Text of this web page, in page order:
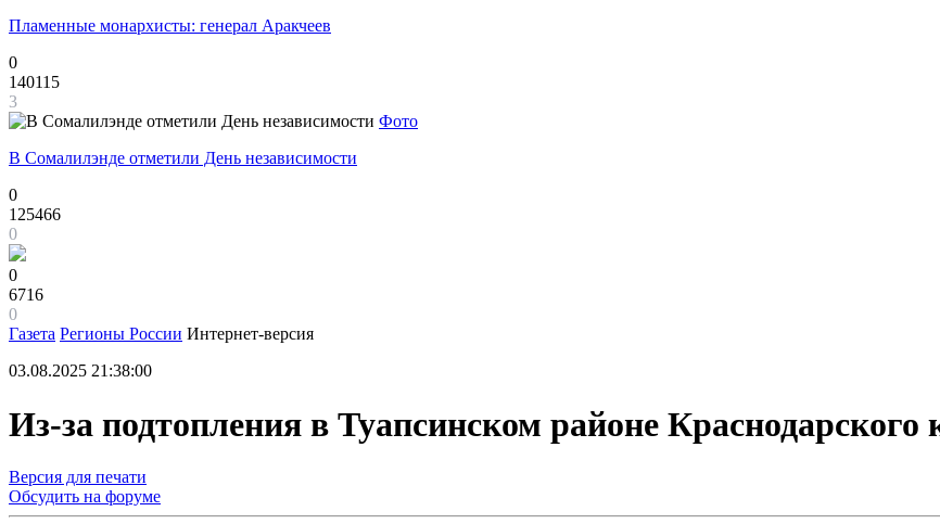
Пламенные монархисты: генерал Аракчеев
0
140115
3
Фото
В Сомалилэнде отметили День независимости
0
125466
0
0
6716
0
Газета Регионы России Интернет-версия
03.08.2025 21:38:00
Из-за подтопления в Туапсинском районе
Версия для печати
Обсудить на форуме